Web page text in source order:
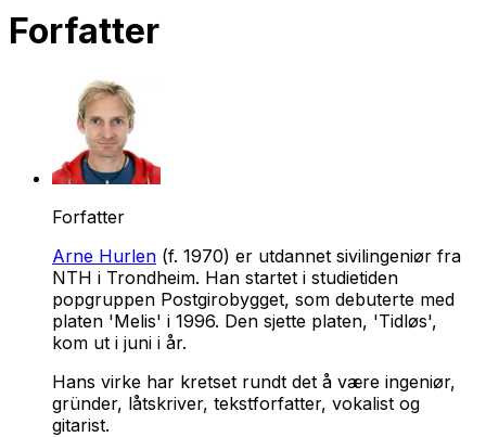
Forfatter
Forfatter
Arne Hurlen (f. 1970) er utdannet sivilingeniør fra
NTH i Trondheim. Han startet i studietiden
popgruppen Postgirobygget, som debuterte med
platen 'Melis' i 1996. Den sjette platen, 'Tidløs',
kom ut i juni i år.
Hans virke har kretset rundt det å være ingeniør,
gründer, låtskriver, tekstforfatter, vokalist og
gitarist.